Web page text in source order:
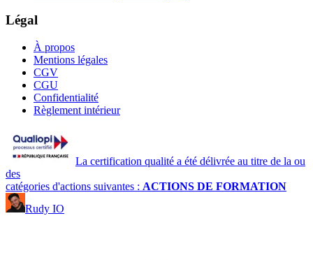
Légal
À propos
Mentions légales
CGV
CGU
Confidentialité
Règlement intérieur
La certification qualité a été délivrée au titre de la ou
des
catégories d'actions suivantes : ACTIONS DE FORMATION
Rudy IO